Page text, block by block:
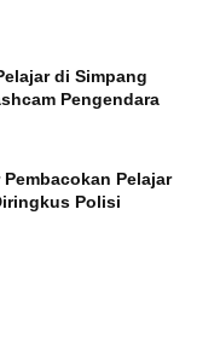
di Simpang
Pengendara
Pelajar
Polisi